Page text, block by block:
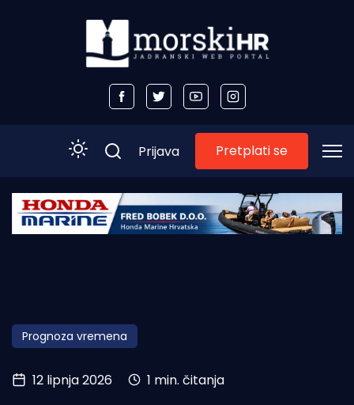
Početna
Obala
Otoci
Turizam i nautika
Prijava Pretplati se
Prognoza vremena
12 lipnja 2026 1 min. čitanja